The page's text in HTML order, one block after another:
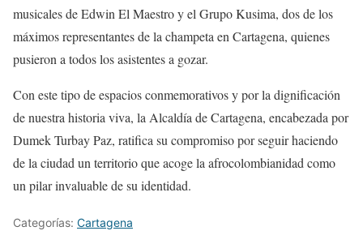
musicales de Edwin El Maestro y el Grupo Kusima, dos de los
máximos representantes de la champeta en Cartagena, quienes
pusieron a todos los asistentes a gozar.
Con este tipo de espacios conmemorativos y por la dignificación
de nuestra historia viva, la Alcaldía de Cartagena, encabezada por
Dumek Turbay Paz, ratifica su compromiso por seguir haciendo
de la ciudad un territorio que acoge la afrocolombianidad como
un pilar invaluable de su identidad.
Categorías: Cartagena